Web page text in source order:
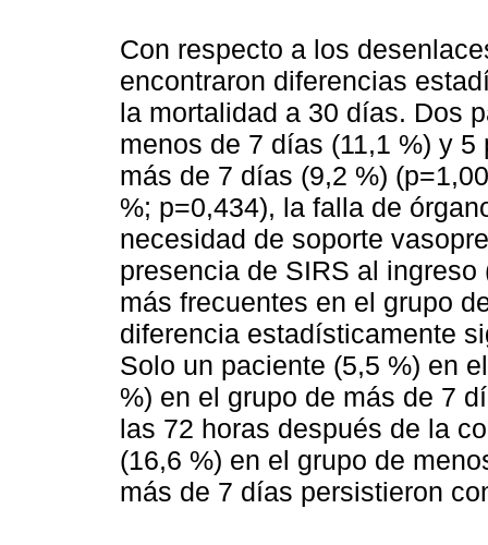
Con respecto a los
encontraron diferencias
la mortalidad a 30 días. Dos
menos de 7 días (11,1 %) y
más de 7 días (9,2 %)
%; p=0,434), la falla de
necesidad de soporte
presencia de SIRS al
más frecuentes en el grupo
diferencia estadísticamente
Solo un paciente (5,5 %) en
%) en el grupo de más de 7
las 72 horas después de la
(16,6 %) en el grupo de
más de 7 días persistieron